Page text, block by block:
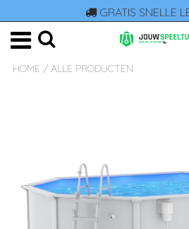
GRATIS SNELLE
HOME / ALLE PRODUCTEN